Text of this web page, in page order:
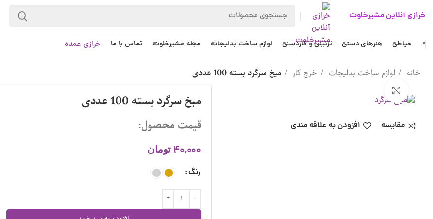
خرازی آنلاین مشیرخلوت
خیاطی هنرهای دستی تزئینی و کاردستی لوازم ساخت بدلیجات مجله مشیرخلوت تماس با ما خرازی عمده
خانه لوازم ساخت بدلیجات خرج کار میخ سرگرد بسته 100 عددی
مقایسه افزودن به علاقه مندی
میخ سرگرد بسته 100 عددی
قیمت محصول:
40,000 تومان
رنگ